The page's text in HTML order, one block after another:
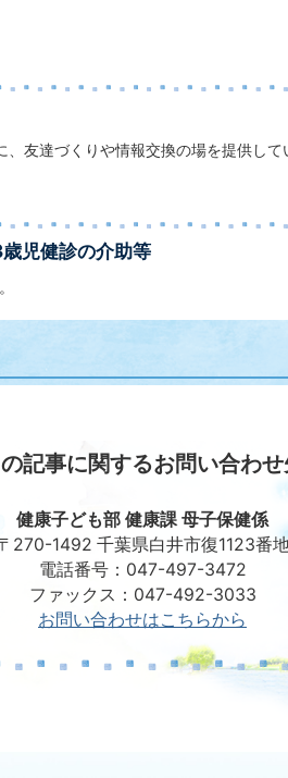
友達づくりや情報交換の場を提供して
児健診の介助等
記事に関するお問い合わ
健康子ども部 健康課 母子保健係
270-1492 千葉県白井市復1123番
電話番号：047-497-3472
ファックス：047-492-3033
お問い合わせはこちらから